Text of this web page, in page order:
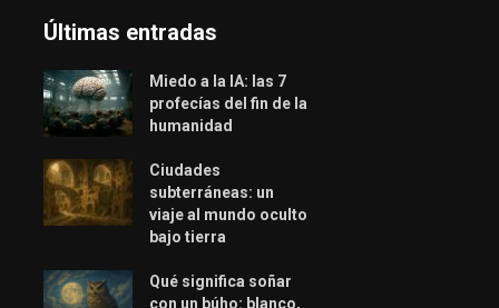
Últimas entradas
Miedo a la IA: las 7
profecías del fin de la
humanidad
Ciudades
subterráneas: un
viaje al mundo oculto
bajo tierra
Qué significa soñar
con un búho: blanco,